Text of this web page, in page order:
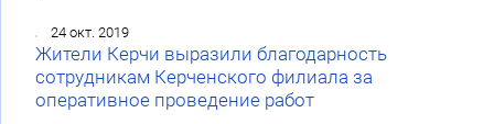
24 окт. 2019
Жители Керчи выразили благодарность
сотрудникам Керченского филиала за
оперативное проведение работ